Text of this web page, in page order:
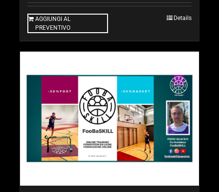
AGGIUNGI AL
PREVENTIVO
Details